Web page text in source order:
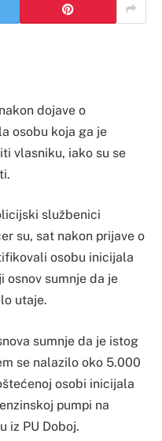
dojave o
osobu koja ga je
vlasniku, iako su se
službenici
su, sat nakon prijave o
osobu inicijala
osnov sumnje da je
utaje.
sumnje da je istog
se nalazilo oko 5.000
osobi inicijala
pumpi na
iz PU Doboj.